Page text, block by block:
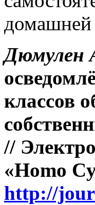
домашней
Дюмулен
классов
//
«Homo
http://